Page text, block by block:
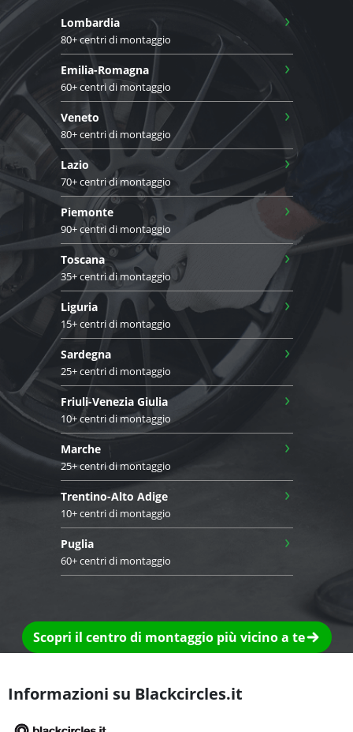
Lombardia
80+ centri di montaggio
›
Emilia-Romagna
60+ centri di montaggio
›
Veneto
80+ centri di montaggio
›
Lazio
70+ centri di montaggio
›
Piemonte
90+ centri di montaggio
›
Toscana
35+ centri di montaggio
›
Liguria
15+ centri di montaggio
›
Sardegna
25+ centri di montaggio
›
Friuli-Venezia Giulia
10+ centri di montaggio
›
Marche
25+ centri di montaggio
›
Trentino-Alto Adige
10+ centri di montaggio
›
Puglia
60+ centri di montaggio
›
Scopri il centro di montaggio più vicino a te
Informazioni su Blackcircles.it